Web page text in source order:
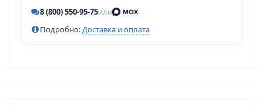
8 (800) 550-95-75или
Подробно:Доставка и оплата